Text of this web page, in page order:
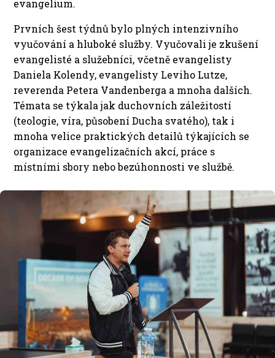
evangelium.
Prvních šest týdnů bylo plných intenzivního
vyučování a hluboké služby. Vyučovali je zkušení
evangelisté a služebníci, včetně evangelisty
Daniela Kolendy, evangelisty Leviho Lutze,
reverenda Petera Vandenberga a mnoha dalších.
Témata se týkala jak duchovních záležitostí
(teologie, víra, působení Ducha svatého), tak i
mnoha velice praktických detailů týkajících se
organizace evangelizačních akcí, práce s
místními sbory nebo bezúhonnosti ve službě.